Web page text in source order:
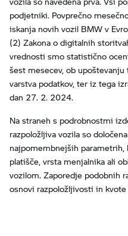
podjetniki. Povprečno
iskanja novih vozil BMW v
(2) Zakona o digitalnih
vrednosti smo statistično
šest mesecev, ob
varstva podatkov, ter iz tega
dan 27. 2. 2024.
Na straneh s podrobnostmi
razpoložljiva vozila so
najpomembnejših parametrih,
platišče, vrsta menjalnika ali
vozilom. Zaporedje podobnih
osnovi razpoložljivosti in